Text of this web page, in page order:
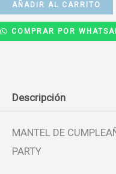
AÑADIR AL CARRITO
COMPRAR POR
Descripción
MANTEL DE
PARTY